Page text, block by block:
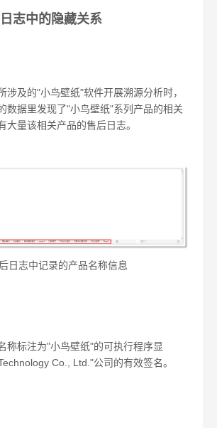
志中的隐藏关系
涉及的"小鸟壁纸"软件开展溯源分析时，
数据里发现了"小鸟壁纸"系列产品的相关
大量该相关产品的售后日志。
日志中记录的产品名称信息
称标注为"小鸟壁纸"的可执行程序显
Co., Ltd."公司的有效签名。